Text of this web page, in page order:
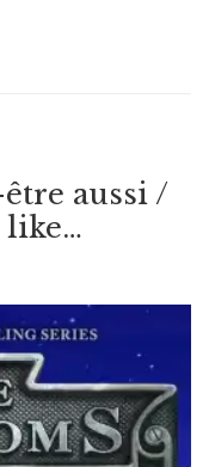
aussi /
like…